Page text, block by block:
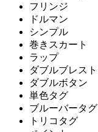
フリンジ
ドルマン
シンプル
巻きスカート
ラップ
ダブルブレスト
ダブルボタン
単色タグ
ブルーバータグ
トリコタグ